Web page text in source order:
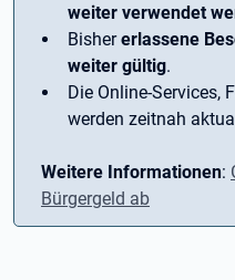
weiter verwendet
Bishererlassene
weiter gültig.
Die Online-Services,
werden zeitnah
Weitere Informationen:
Bürgergeld ab